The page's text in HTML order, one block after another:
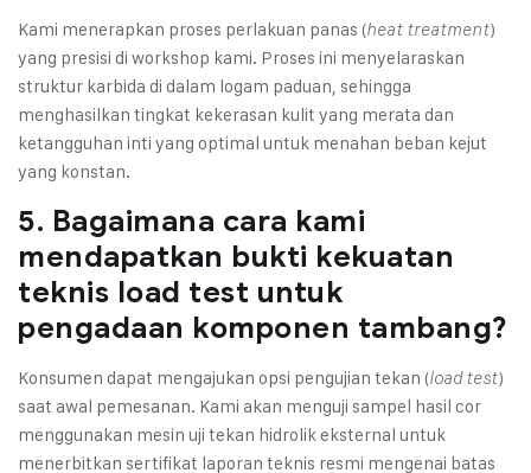
Kami menerapkan proses perlakuan panas (heat treatment)
yang presisi di workshop kami. Proses ini menyelaraskan
struktur karbida di dalam logam paduan, sehingga
menghasilkan tingkat kekerasan kulit yang merata dan
ketangguhan inti yang optimal untuk menahan beban kejut
yang konstan.
5. Bagaimana cara kami
mendapatkan bukti kekuatan
teknis load test untuk
pengadaan komponen tambang?
Konsumen dapat mengajukan opsi pengujian tekan (load test)
saat awal pemesanan. Kami akan menguji sampel hasil cor
menggunakan mesin uji tekan hidrolik eksternal untuk
menerbitkan sertifikat laporan teknis resmi mengenai batas